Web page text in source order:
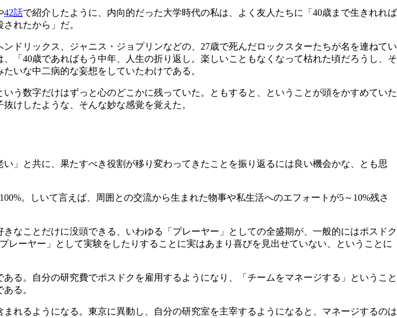
42話で紹介したように、内向的だった大学時代の私は、よく友人たちに「40歳まで生きれれば
れたから」だ。
ドリックス、ジャニス・ジョプリンなどの、27歳で死んだロックスターたちが名を連ねてい
「40歳であればもう中年、人生の折り返し。楽しいこともなくなって枯れた頃だろうし、そ
いな中二病的な妄想をしていたわけである。
う数字だけはずっと心のどこかに残っていた。ともすると、ということが頭をかすめていた
けしたような、そんな妙な感覚を覚えた。
」と共に、果たすべき役割が移り変わってきたことを振り返るには良い機会かな、とも思
。しいて言えば、周囲との交流から生まれた物事や私生活へのエフォートが5～10%残さ
なことだけに没頭できる、いわゆる「プレーヤー」としての全盛期が、一般的にはポスドク
ーヤー」として実験をしたりすることに実はあまり喜びを見出せていない、ということに
る。自分の研究費でポスドクを雇用するようになり、「チームをマネージする」ということ
る。
れるようになる。東京に異動し、自分の研究室を主宰するようになると、マネージするのは